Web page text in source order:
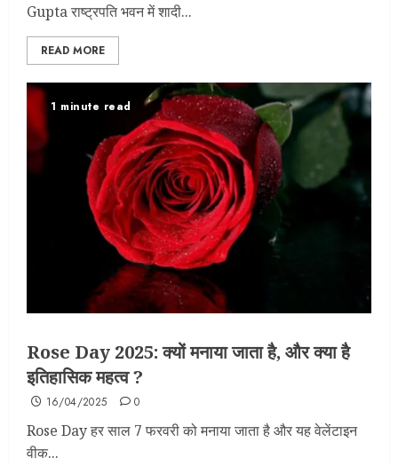
Gupta राष्ट्रपति भवन में शादी...
READ MORE
1 minute read
Rose Day 2025: क्यों मनाया जाता है, और क्या है
इतिहासिक महत्व ?
16/04/2025 0
Rose Day हर साल 7 फरवरी को मनाया जाता है और यह वेलेंटाइन
वीक...